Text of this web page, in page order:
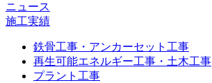
ニュース
施工実績
鉄骨工事・アンカーセット工事
再生可能エネルギー工事・土木工事
プラント工事